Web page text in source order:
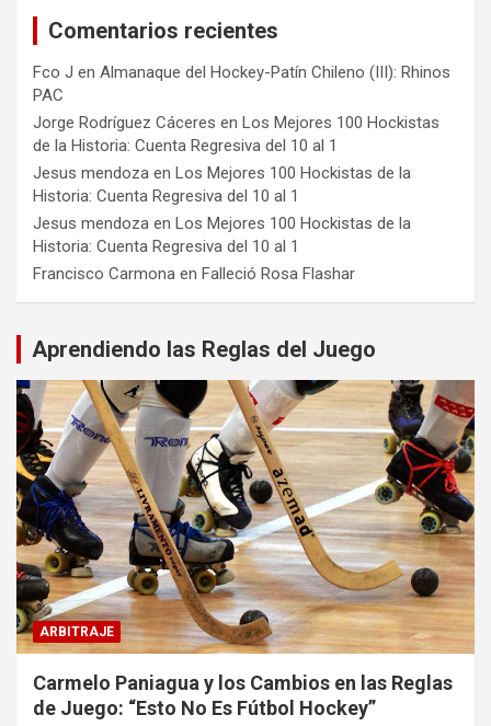
Comentarios recientes
Fco J en Almanaque del Hockey-Patín Chileno (III): Rhinos
PAC
Jorge Rodríguez Cáceres en Los Mejores 100 Hockistas
de la Historia: Cuenta Regresiva del 10 al 1
Jesus mendoza en Los Mejores 100 Hockistas de la
Historia: Cuenta Regresiva del 10 al 1
Jesus mendoza en Los Mejores 100 Hockistas de la
Historia: Cuenta Regresiva del 10 al 1
Francisco Carmona en Falleció Rosa Flashar
Aprendiendo las Reglas del Juego
ARBITRAJE
Carmelo Paniagua y los Cambios en las Reglas
de Juego: “Esto No Es Fútbol Hockey”